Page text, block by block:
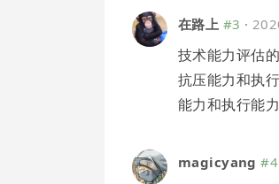
在路上 #3 ·
技术能力评估
抗压能力和执
能力和执行能
magicyang #4